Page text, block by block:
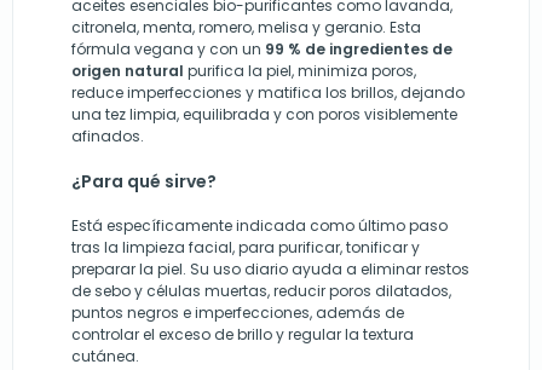
aceites esenciales bio-purificantes como lavanda,
citronela, menta, romero, melisa y geranio. Esta
fórmula vegana y con un 99 % de ingredientes de
origen natural purifica la piel, minimiza poros,
reduce imperfecciones y matifica los brillos, dejando
una tez limpia, equilibrada y con poros visiblemente
afinados.
¿Para qué sirve?
Está específicamente indicada como último paso
tras la limpieza facial, para purificar, tonificar y
preparar la piel. Su uso diario ayuda a eliminar restos
de sebo y células muertas, reducir poros dilatados,
puntos negros e imperfecciones, además de
controlar el exceso de brillo y regular la textura
cutánea.